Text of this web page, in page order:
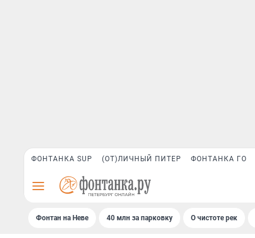
ФОНТАНКА SUP (ОТ)ЛИЧНЫЙ ПИТЕР ФОНТАНКА ГО
Фонтан на Неве 40 млн за парковку О чистоте рек